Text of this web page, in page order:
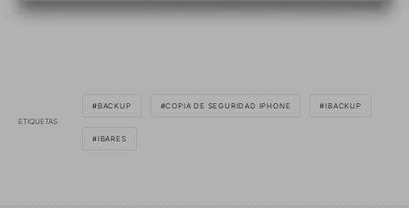
ETIQUETAS
BACKUP COPIA DE SEGURIDAD IPHONE IBACKUP
IBARES